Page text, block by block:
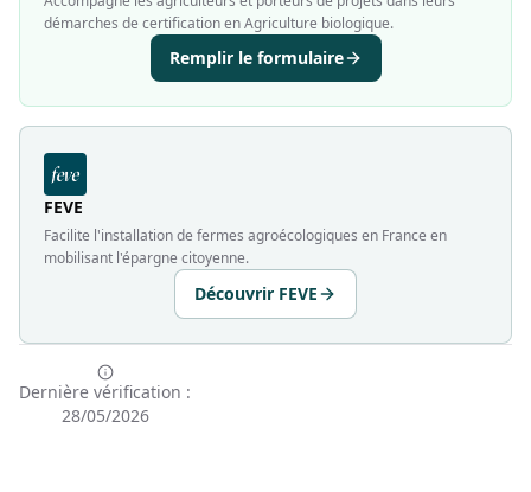
démarches de certification en Agriculture biologique.
Remplir le formulaire
FEVE
Facilite l'installation de fermes agroécologiques en France en
mobilisant l'épargne citoyenne.
Découvrir FEVE
Dernière vérification :
28/05/2026